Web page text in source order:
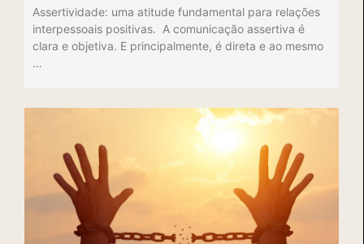
Assertividade: uma atitude fundamental para relações
interpessoais positivas. A comunicação assertiva é
clara e objetiva. E principalmente, é direta e ao mesmo
…